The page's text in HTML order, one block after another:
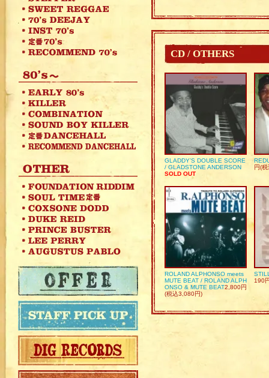
CD / OTHERS
GLADDY’S DOUBLE SCORE
/ GLADSTONE ANDERSON
SOLD OUT
円(
ROLAND ALPHONSO meets
MUTE BEAT / ROLAND ALPH
ONSO & MUTE BEAT2,800円
(税込3,080円)
190